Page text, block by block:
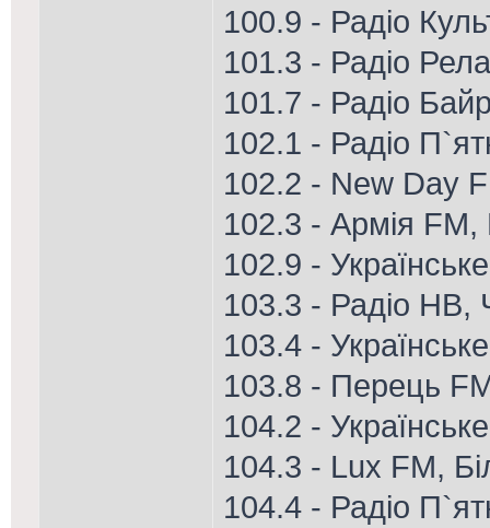
100.9 - Радіо
101.3 - Радіо
101.7 - Радіо
102.1 - Радіо
102.2 - New Day
102.3 - Армія FM,
102.9 - Українське
103.3 - Радіо НВ,
103.4 -
103.8 - Перець
104.2 -
104.3 - Lux FM,
104.4 - Радіо